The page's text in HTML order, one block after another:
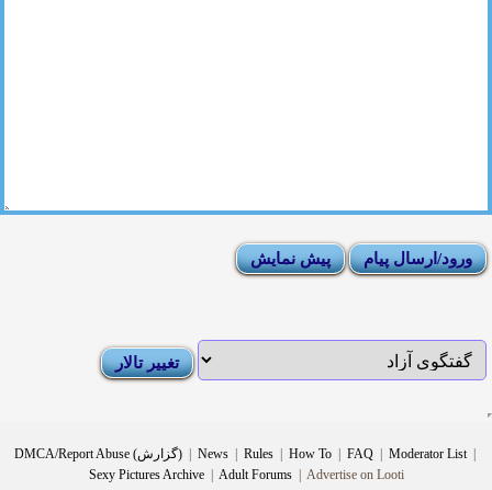
DMCA/Report Abuse (گزارش) News Rules How To FAQ Moderator List
Sexy Pictures Archive
Adult Forums Advertise on Looti